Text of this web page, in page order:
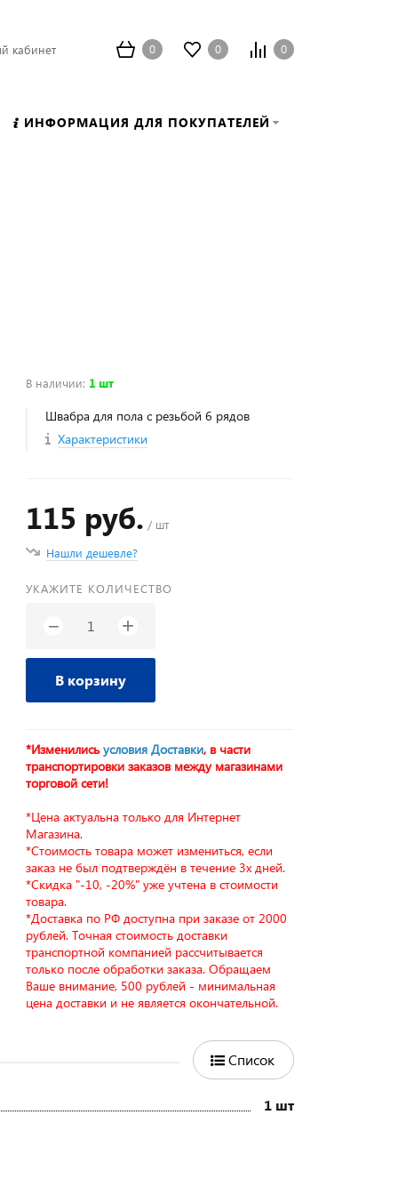
кабинет 0 0 0
ИНФОРМАЦИЯ ДЛЯ ПОКУПАТЕЛЕЙ
В наличии: 1 шт
Швабра для пола с резьбой 6 рядов
Характеристики
115 руб. / шт
Нашли дешевле?
УКАЖИТЕ КОЛИЧЕСТВО
− +
В корзину
*Изменилисьусловия Доставки, в части
транспортировки заказов между магазинами
торговой сети!
*Цена актуальна только для Интернет
Магазина.
*Стоимость товара может измениться, если
заказ не был подтверждён в течение 3х дней.
*Скидка "-10, -20%" уже учтена в стоимости
товара.
*Доставка по РФ доступна при заказе от 2000
рублей. Точная стоимость доставки
транспортной компанией рассчитывается
только после обработки заказа. Обращаем
Ваше внимание, 500 рублей - минимальная
цена доставки и не является окончательной.
Список
1 шт